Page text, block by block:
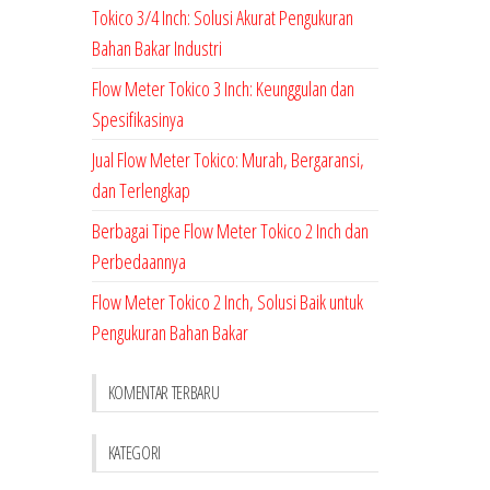
Tokico 3/4 Inch: Solusi Akurat Pengukuran
Bahan Bakar Industri
Flow Meter Tokico 3 Inch: Keunggulan dan
Spesifikasinya
Jual Flow Meter Tokico: Murah, Bergaransi,
dan Terlengkap
Berbagai Tipe Flow Meter Tokico 2 Inch dan
Perbedaannya
Flow Meter Tokico 2 Inch, Solusi Baik untuk
Pengukuran Bahan Bakar
KOMENTAR TERBARU
KATEGORI